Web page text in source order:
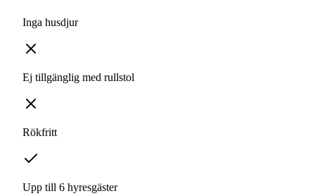
Inga husdjur
Ej tillgänglig med rullstol
Rökfritt
Upp till 6 hyresgäster